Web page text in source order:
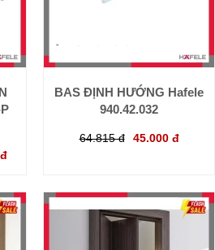
BAS ĐỊNH HƯỚNG Hafele
940.42.032
64.815 đ 45.000 đ